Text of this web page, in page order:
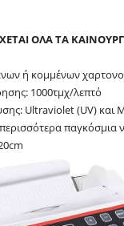
ΟΛΑ ΤΑ
ή κομμένων
1000τμχ/λεπτό
Ultraviolet (UV) και
παγκόσμια